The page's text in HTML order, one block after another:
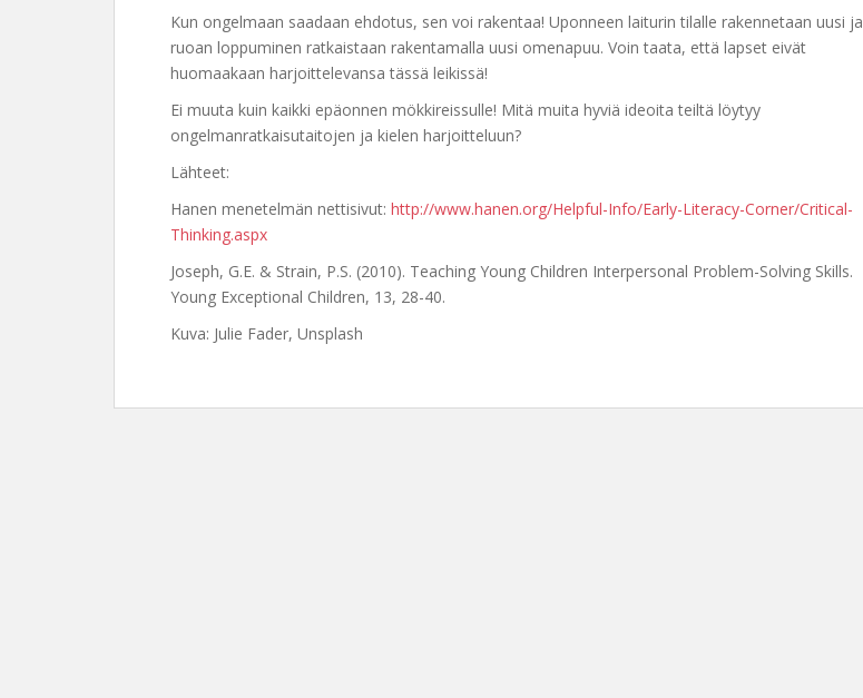
Kun ongelmaan saadaan ehdotus, sen voi rakentaa! Uponneen laiturin tilalle rakennetaan uusi ja
ruoan loppuminen ratkaistaan rakentamalla uusi omenapuu. Voin taata, että lapset eivät
huomaakaan harjoittelevansa tässä leikissä!
Ei muuta kuin kaikki epäonnen mökkireissulle! Mitä muita hyviä ideoita teiltä löytyy
ongelmanratkaisutaitojen ja kielen harjoitteluun?
Lähteet:
Hanen menetelmän nettisivut: http://www.hanen.org/Helpful-Info/Early-Literacy-Corner/Critical-
Thinking.aspx
Joseph, G.E. & Strain, P.S. (2010). Teaching Young Children Interpersonal Problem-Solving Skills.
Young Exceptional Children, 13, 28-40.
Kuva: Julie Fader, Unsplash